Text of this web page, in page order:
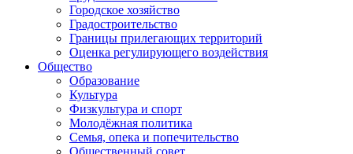
Городское хозяйство
Градостроительство
Границы прилегающих территорий
Оценка регулирующего воздействия
Общество
Образование
Культура
Физкультура и спорт
Молодёжная политика
Семья, опека и попечительство
Общественный совет